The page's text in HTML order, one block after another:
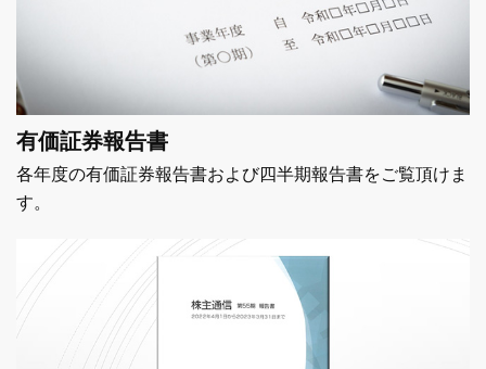
有価証券報告書
各年度の有価証券報告書および四半期報告書をご覧頂けま
す。